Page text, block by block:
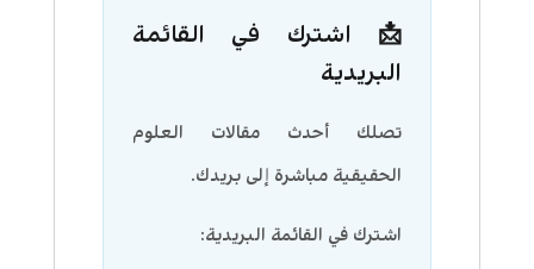
📩 اشترك في القائمة
البريدية
تصلك أحدث مقالات العلوم
الحقيقية مباشرة إلى بريدك.
اشترك في القائمة البريدية: